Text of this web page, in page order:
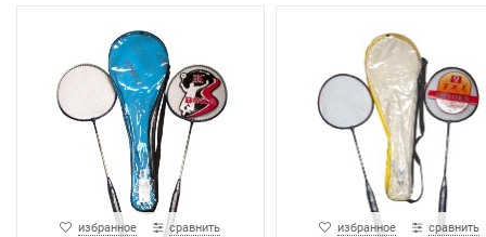
избранное сравнить избранное сравнить